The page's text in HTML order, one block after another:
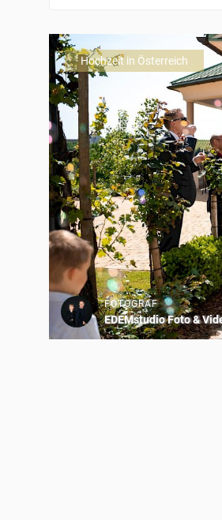
Hochzeit in Österreich
FOTOGRAF
EDEMstudio Foto &